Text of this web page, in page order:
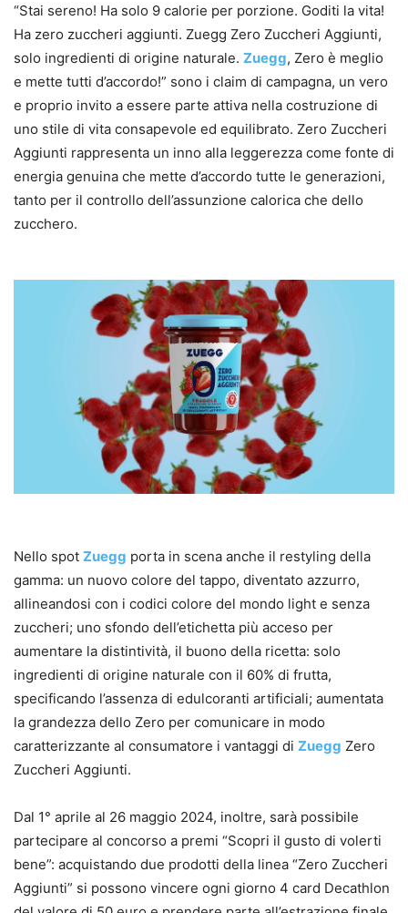
“Stai sereno! Ha solo 9 calorie per porzione. Goditi la vita!
Ha zero zuccheri aggiunti. Zuegg Zero Zuccheri Aggiunti,
solo ingredienti di origine naturale. Zuegg, Zero è meglio
e mette tutti d’accordo!” sono i claim di campagna, un vero
e proprio invito a essere parte attiva nella costruzione di
uno stile di vita consapevole ed equilibrato. Zero Zuccheri
Aggiunti rappresenta un inno alla leggerezza come fonte di
energia genuina che mette d’accordo tutte le generazioni,
tanto per il controllo dell’assunzione calorica che dello
zucchero.
Nello spot Zuegg porta in scena anche il restyling della
gamma: un nuovo colore del tappo, diventato azzurro,
allineandosi con i codici colore del mondo light e senza
zuccheri; uno sfondo dell’etichetta più acceso per
aumentare la distintività, il buono della ricetta: solo
ingredienti di origine naturale con il 60% di frutta,
specificando l’assenza di edulcoranti artificiali; aumentata
la grandezza dello Zero per comunicare in modo
caratterizzante al consumatore i vantaggi di Zuegg Zero
Zuccheri Aggiunti.
Dal 1° aprile al 26 maggio 2024, inoltre, sarà possibile
partecipare al concorso a premi “Scopri il gusto di volerti
bene”: acquistando due prodotti della linea “Zero Zuccheri
Aggiunti” si possono vincere ogni giorno 4 card Decathlon